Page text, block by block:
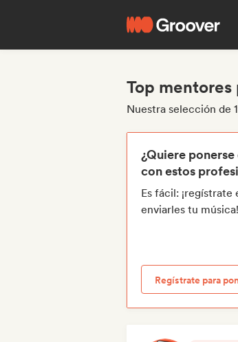
Top
Nuestra selección de
¿Quiere
con estos
Es fácil: ¡regístrate
enviarles tu música!
Regístrate para